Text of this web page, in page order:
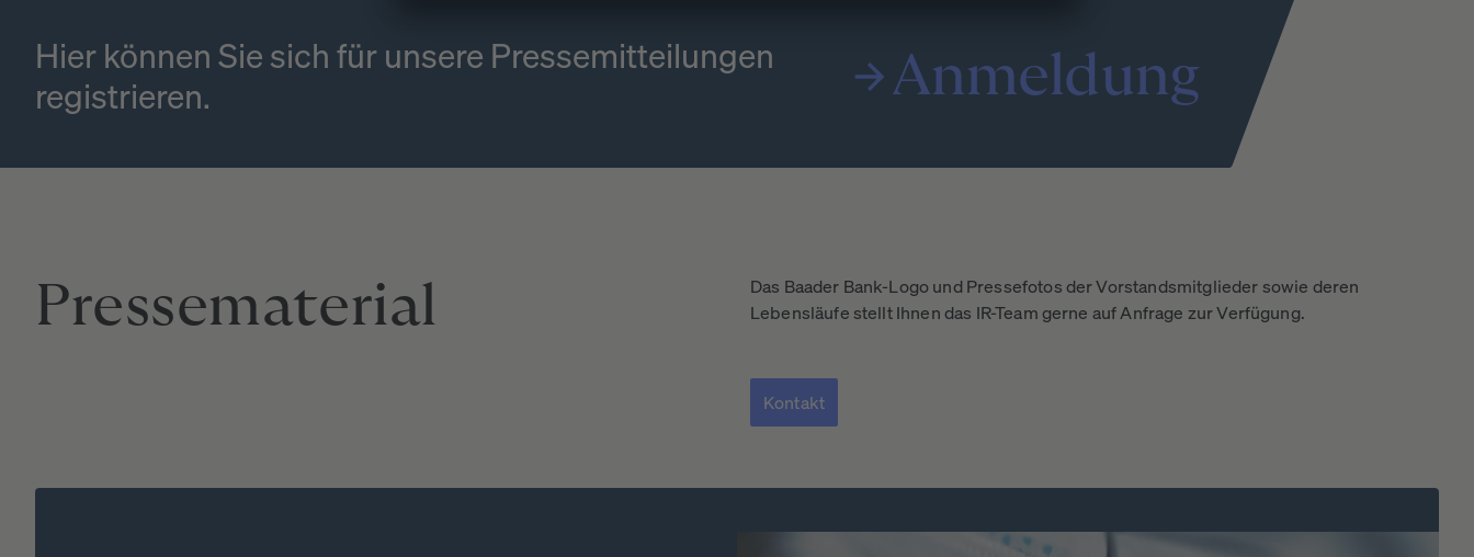
Hier können Sie sich für unsere Pressemitteilungen
registrieren.
Anmeldung
Pressematerial
Das Baader Bank-Logo und Pressefotos der Vorstandsmitglieder sowie deren
Lebensläufe stellt Ihnen das IR-Team gerne auf Anfrage zur Verfügung.
Kontakt